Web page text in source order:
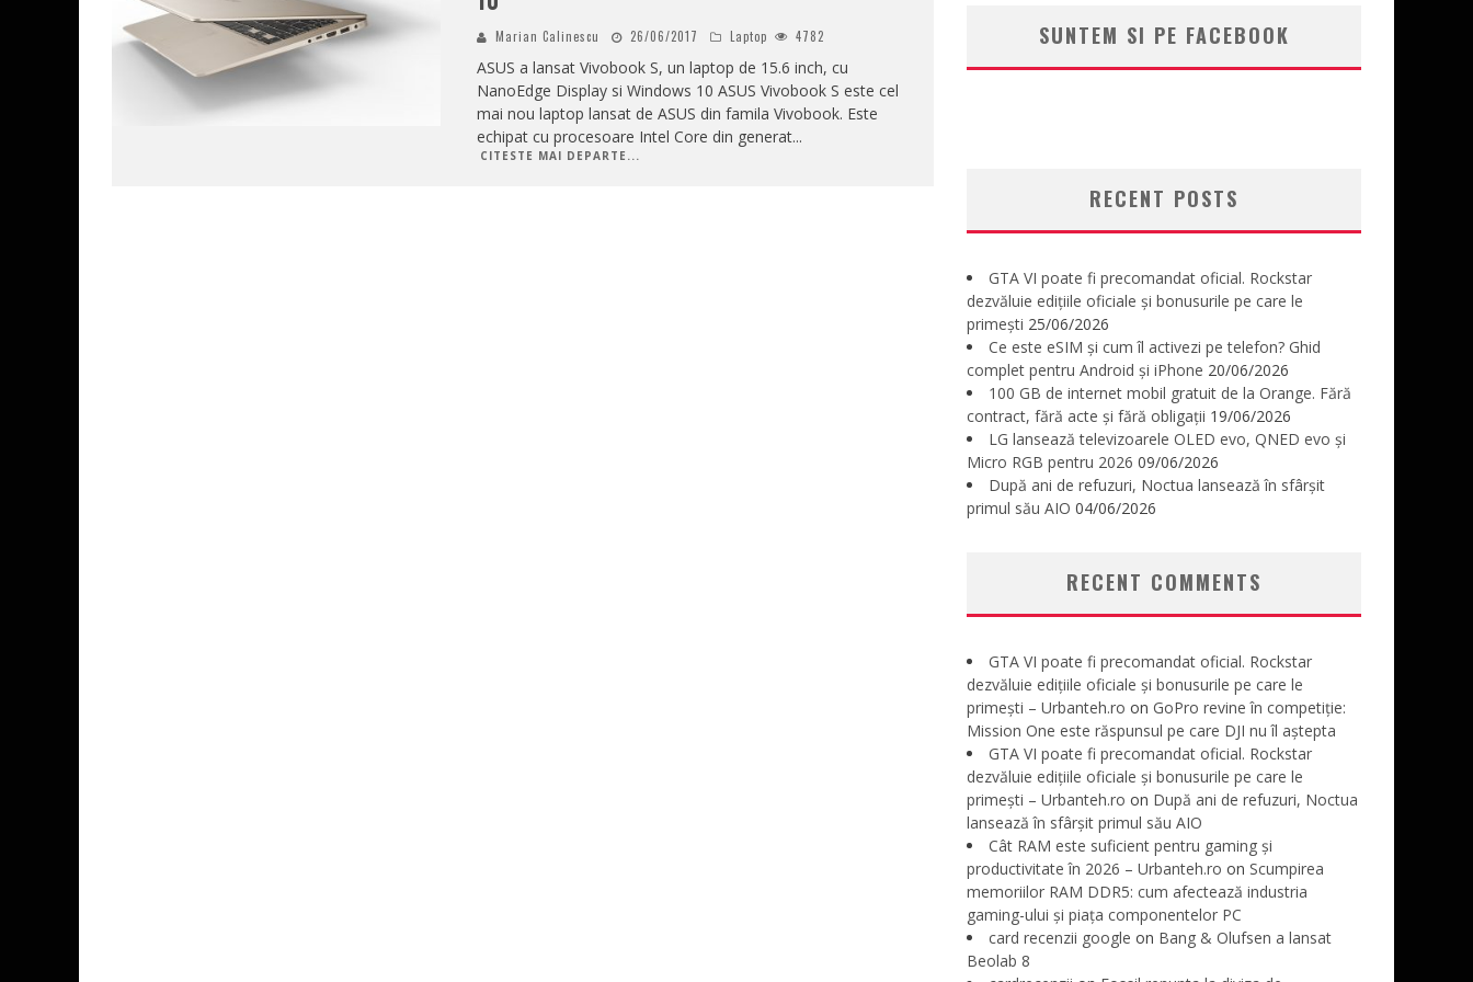
Marian Calinescu 26/06/2017 Laptop 4782
ASUS a lansat Vivobook S, un laptop de 15.6 inch, cu
NanoEdge Display si Windows 10 ASUS Vivobook S este cel
mai nou laptop lansat de ASUS din famila Vivobook. Este
echipat cu procesoare Intel Core din generat...
CITESTE MAI DEPARTE...
SUNTEM SI PE FACEBOOK
RECENT POSTS
GTA VI poate fi precomandat oficial. Rockstar
dezvăluie edițiile oficiale și bonusurile pe care le
primești 25/06/2026
Ce este eSIM și cum îl activezi pe telefon? Ghid
complet pentru Android și iPhone 20/06/2026
100 GB de internet mobil gratuit de la Orange. Fără
contract, fără acte și fără obligații 19/06/2026
LG lansează televizoarele OLED evo, QNED evo și
Micro RGB pentru 2026 09/06/2026
După ani de refuzuri, Noctua lansează în sfârșit
primul său AIO 04/06/2026
RECENT COMMENTS
GTA VI poate fi precomandat oficial. Rockstar
dezvăluie edițiile oficiale și bonusurile pe care le
primești – Urbanteh.ro on GoPro revine în competiție:
Mission One este răspunsul pe care DJI nu îl aștepta
GTA VI poate fi precomandat oficial. Rockstar
dezvăluie edițiile oficiale și bonusurile pe care le
primești – Urbanteh.ro on După ani de refuzuri, Noctua
lansează în sfârșit primul său AIO
Cât RAM este suficient pentru gaming și
productivitate în 2026 – Urbanteh.ro on Scumpirea
memoriilor RAM DDR5: cum afectează industria
gaming-ului și piața componentelor PC
card recenzii google on Bang & Olufsen a lansat
Beolab 8